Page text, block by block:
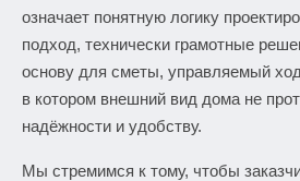
означает понятную логику
подход, технически грамотные
основу для сметы, управляемый ход
в котором внешний вид дома не
надёжности и удобству.
Мы стремимся к тому, чтобы